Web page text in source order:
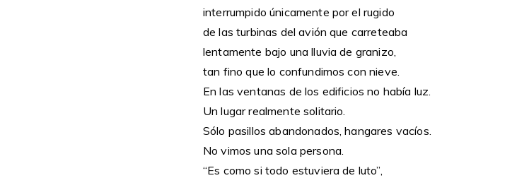
interrumpido únicamente por el rugido
de las turbinas del avión que carreteaba
lentamente bajo una lluvia de granizo,
tan fino que lo confundimos con nieve.
En las ventanas de los edificios no había luz.
Un lugar realmente solitario.
Sólo pasillos abandonados, hangares vacíos.
No vimos una sola persona.
“Es como si todo estuviera de luto”,